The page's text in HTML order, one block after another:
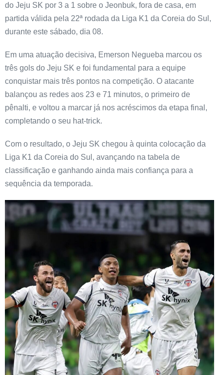
do Jeju SK por 3 a 1 sobre o Jeonbuk, fora de casa, em
partida válida pela 22ª rodada da Liga K1 da Coreia do Sul,
durante este sábado, dia 08.
Em uma atuação decisiva, Emerson Negueba marcou os
três gols do Jeju SK e foi fundamental para a equipe
conquistar mais três pontos na competição. O atacante
balançou as redes aos 23 e 71 minutos, o primeiro de
pênalti, e voltou a marcar já nos acréscimos da etapa final,
completando o seu hat-trick.
Com o resultado, o Jeju SK chegou à quinta colocação da
Liga K1 da Coreia do Sul, avançando na tabela de
classificação e ganhando ainda mais confiança para a
sequência da temporada.